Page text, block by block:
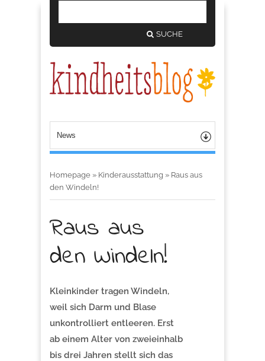
SUCHE
Homepage » Kinderausstattung » Raus aus
den Windeln!
Raus aus
den Windeln!
Kleinkinder tragen Windeln,
weil sich Darm und Blase
unkontrolliert entleeren. Erst
ab einem Alter von zweieinhalb
bis drei Jahren stellt sich das